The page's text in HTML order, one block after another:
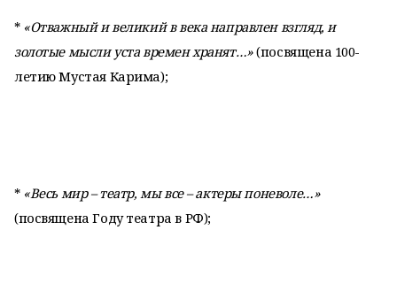
* «Отважный и великий в века направлен взгляд, и
золотые мысли уста времен хранят…»(посвящена 100-
летию Мустая Карима);
*«Весь мир – театр, мы все – актеры поневоле…»
(посвящена Году театра в РФ);